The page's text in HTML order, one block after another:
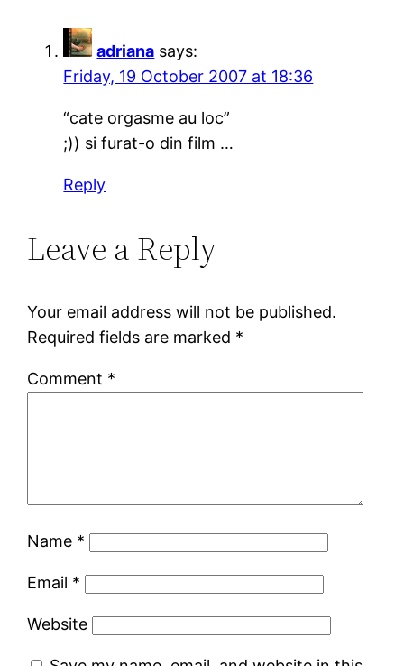
adriana says:
Friday, 19 October 2007 at 18:36
“cate orgasme au loc”
;)) si furat-o din film …
Reply
Leave a Reply
Your email address will not be published.
Required fields are marked *
Comment *
Name *
Email *
Website